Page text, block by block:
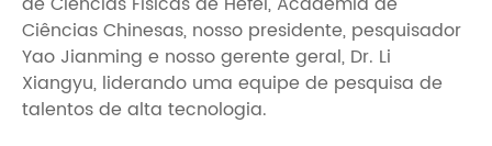
Ciências Chinesas, nosso presidente, pesquisador
Yao Jianming e nosso gerente geral, Dr. Li
Xiangyu, liderando uma equipe de pesquisa de
talentos de alta tecnologia.